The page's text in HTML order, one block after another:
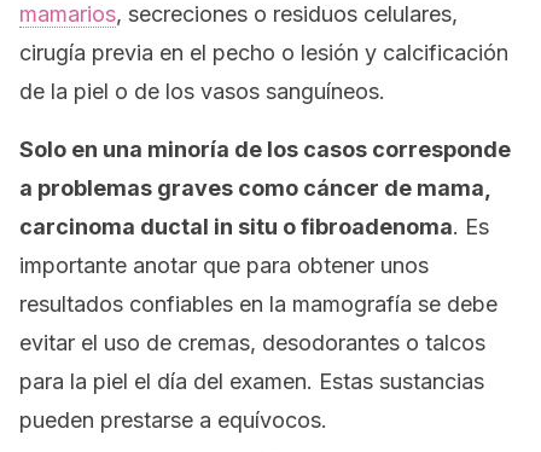
mamarios, secreciones o residuos celulares,
cirugía previa en el pecho o lesión y calcificación
de la piel o de los vasos sanguíneos.
Solo en una minoría de los casos corresponde
a problemas graves como cáncer de mama,
carcinoma ductal in situ o fibroadenoma. Es
importante anotar que para obtener unos
resultados confiables en la mamografía se debe
evitar el uso de cremas, desodorantes o talcos
para la piel el día del examen. Estas sustancias
pueden prestarse a equívocos.